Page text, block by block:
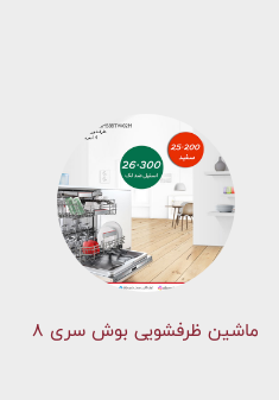
ماشین ظرفشویی بوش سری 8